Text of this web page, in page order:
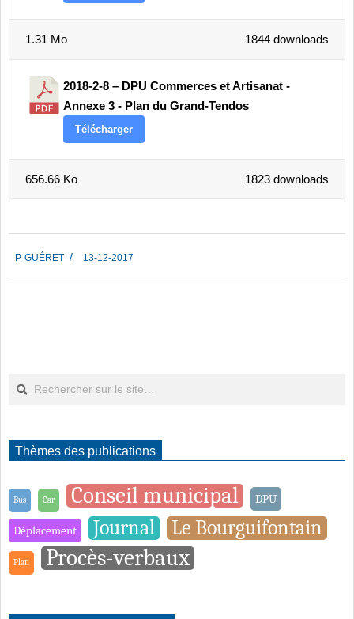
1844 downloads
1.31 Mo
2018-2-8 – DPU Commerces et Artisanat -
Annexe 3 - Plan du Grand-Tendos
Télécharger
1823 downloads
656.66 Ko
12-
13
P. GUÉRET 13-12-2017
Thèmes des publications
Bus Car Conseil municipal DPU
Déplacement Journal Le Bourguifontain
Plan Procès-verbaux